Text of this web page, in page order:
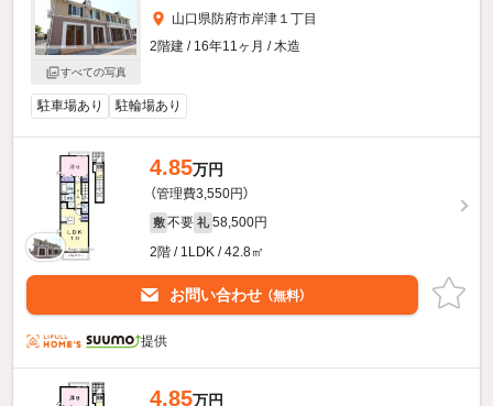
すべての写真
山口県防府市岸津１丁目
2階建 / 16年11ヶ月 / 木造
駐車場あり 駐輪場あり
4.85万円
（管理費3,550円）
敷 不要 礼 58,500円
2階 / 1LDK / 42.8㎡
お問い合わせ （無料）
提供
4.85万円